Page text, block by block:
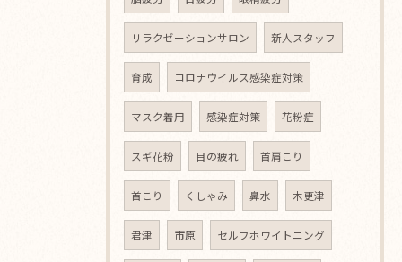
リラクゼーションサロン 新人スタッフ
育成 コロナウイルス感染症対策
マスク着用 感染症対策 花粉症
スギ花粉 目の疲れ 首肩こり
首こり くしゃみ 鼻水 木更津
君津 市原 セルフホワイトニング